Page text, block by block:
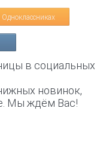
Одноклассниках
в социальных
новинок,
Мы ждём Вас!